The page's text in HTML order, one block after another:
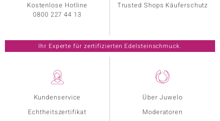
Kundenservice
Echtheitszertifikat
Über Juwelo
Moderatoren
Kostenlose Hotline
0800 227 44 13
Trusted Shops Käuferschutz
Ihr Experte für zertifizierten Edelsteinschmuck.